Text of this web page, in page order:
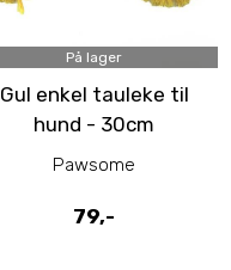
På lager
Gul enkel tauleke til
hund - 30cm
hundeleke
Pawsome
79,-